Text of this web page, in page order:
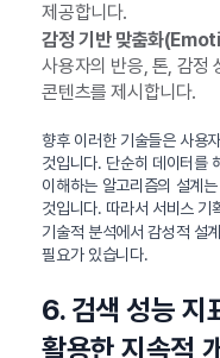
제공합니다.
감정 기반 맞춤화
사용자의 반응, 톤, 감정
콘텐츠를 제시합니다.
향후 이러한 기술들은 사용
것입니다. 단순히 데이터를
이해하는 알고리즘의 설계
것입니다. 따라서 서비스 기
기술적 분석에서 감성적 설
필요가 있습니다.
6. 검색 성능 지
활용한 지속적